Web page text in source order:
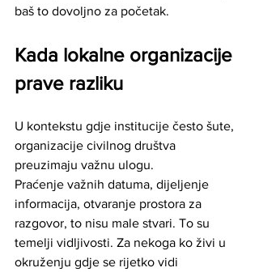
baš to dovoljno za početak.
Kada lokalne organizacije
prave razliku
U kontekstu gdje institucije često šute,
organizacije civilnog društva
preuzimaju važnu ulogu.
Praćenje važnih datuma, dijeljenje
informacija, otvaranje prostora za
razgovor, to nisu male stvari. To su
temelji vidljivosti. Za nekoga ko živi u
okruženju gdje se rijetko vidi